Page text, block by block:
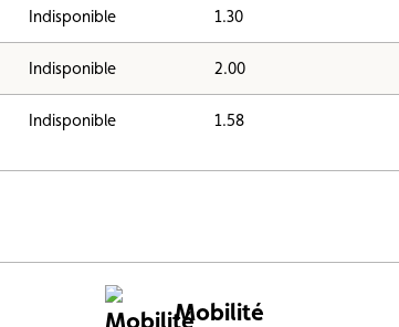
Indisponible 1.30
Indisponible 2.00
Indisponible 1.58
Mobilité